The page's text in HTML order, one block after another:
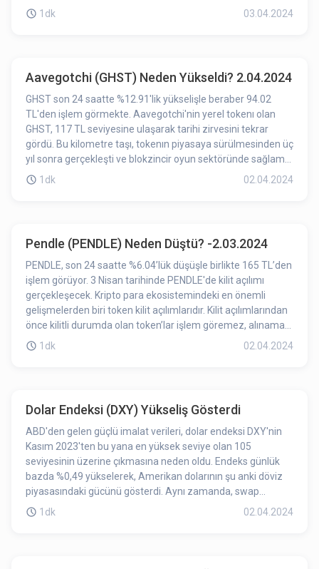
1dk
03.04.2024
Aavegotchi (GHST) Neden Yükseldi? 2.04.2024
GHST son 24 saatte %12.91'lik yükselişle beraber 94.02
TL'den işlem görmekte. Aavegotchi'nin yerel tokenı olan
GHST, 117 TL seviyesine ulaşarak tarihi zirvesini tekrar
gördü. Bu kilometre taşı, tokenın piyasaya sürülmesinden üç
yıl sonra gerçekleşti ve blokzincir oyun sektöründe sağlam
bir büyümeyi ve sektörün talebini yansıtıyor olabilir.
1dk 02.04.2024
Pendle (PENDLE) Neden Düştü? -2.03.2024
PENDLE, son 24 saatte %6.04’lük düşüşle birlikte 165 TL’den
işlem görüyor. 3 Nisan tarihinde PENDLE'de kilit açılımı
gerçekleşecek. Kripto para ekosistemindeki en önemli
gelişmelerden biri token kilit açılımlarıdır. Kilit açılımlarından
önce kilitli durumda olan token’lar işlem göremez, alınamaz,
satılamaz. Token kilit açılımıyla birlikte ilgili projenin
1dk 02.04.2024
Dolar Endeksi (DXY) Yükseliş Gösterdi
ABD'den gelen güçlü imalat verileri, dolar endeksi DXY'nin
Kasım 2023'ten bu yana en yüksek seviye olan 105
seviyesinin üzerine çıkmasına neden oldu. Endeks günlük
bazda %0,49 yükselerek, Amerikan dolarının şu anki döviz
piyasasındaki gücünü gösterdi. Aynı zamanda, swap
piyasasındaki gelişmeler, Federal Rezerv'in Haziran ayında
1dk 02.04.2024